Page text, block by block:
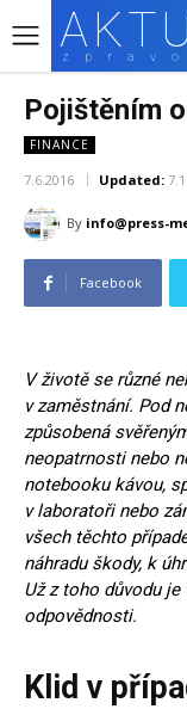
Pojištěním
FINANCE
7.6.2016 Updated:
By info@press-
Facebook
V životě se různé
v zaměstnání. Pod
způsobená
neopatrnosti nebo
notebooku kávou,
v laboratoři nebo
všech těchto
náhradu škody, k
Už z toho důvodu
odpovědnosti.
Klid v